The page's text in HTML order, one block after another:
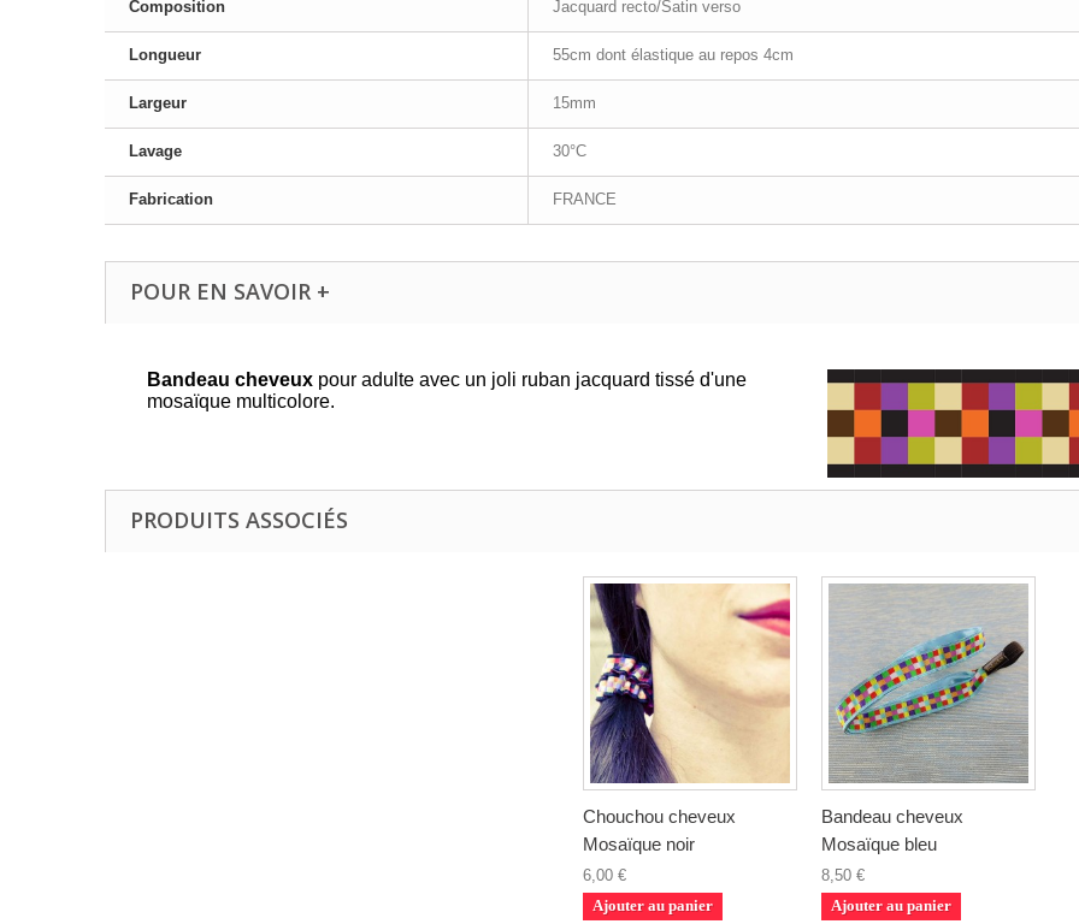
Composition Jacquard recto/Satin verso
Longueur 55cm dont élastique au repos 4cm
Largeur 15mm
Lavage 30°C
Fabrication FRANCE
POUR EN SAVOIR +
Bandeau cheveux pour adulte avec un joli ruban jacquard tissé d'une
mosaïque multicolore.
PRODUITS ASSOCIÉS
Chouchou cheveux
Mosaïque noir
6,00 €
Ajouter au panier
Bandeau cheveux
Mosaïque bleu
8,50 €
Ajouter au panier